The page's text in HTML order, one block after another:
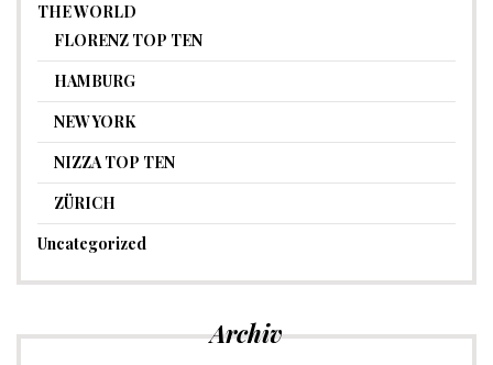
THE WORLD
FLORENZ TOP TEN
HAMBURG
NEW YORK
NIZZA TOP TEN
ZÜRICH
Uncategorized
Archiv